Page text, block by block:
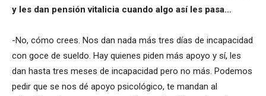
y les dan pensión vitalicia cuando algo así les pasa…
-No, cómo crees. Nos dan nada más tres días de incapacidad
con goce de sueldo. Hay quienes piden más apoyo y sí, les
dan hasta tres meses de incapacidad pero no más. Podemos
pedir que se nos dé apoyo psicológico, te mandan al